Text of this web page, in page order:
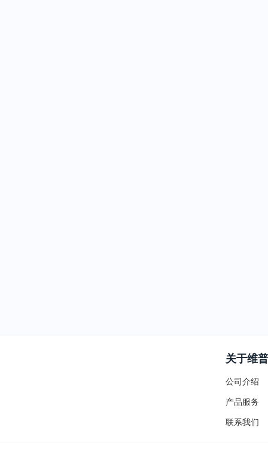
关于维普
公司介绍
产品服务
联系我们